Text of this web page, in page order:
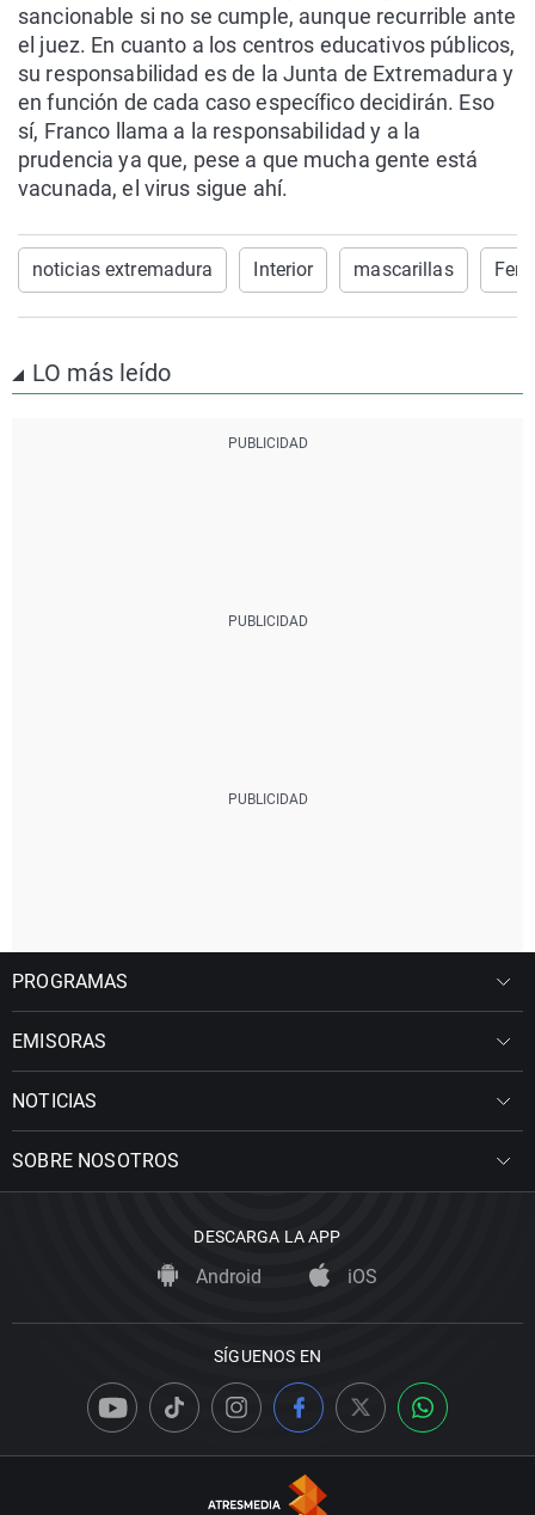
sancionable si no se cumple, aunque recurrible ante
el juez. En cuanto a los centros educativos públicos,
su responsabilidad es de la Junta de Extremadura y
en función de cada caso específico decidirán. Eso
sí, Franco llama a la responsabilidad y a la
prudencia ya que, pese a que mucha gente está
vacunada, el virus sigue ahí.
noticias extremadura Interior mascarillas
LO más leído
PROGRAMAS
EMISORAS
NOTICIAS
SOBRE NOSOTROS
DESCARGA LA APP
Android iOS
SÍGUENOS EN